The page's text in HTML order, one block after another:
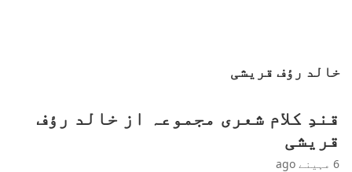
خالد رؤف قریشی
قندِ کلام شعری مجموعہ از خالد رؤف
قریشی
6 مہینے ago